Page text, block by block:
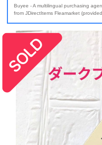
Buyee - A multilingual purchasing
from JDirectItems Fleamarket